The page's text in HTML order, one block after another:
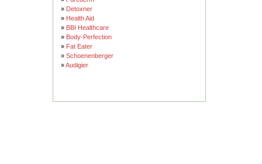
» Detoxner
» Health Aid
» BBI Healthcare
» Body-Perfection
» Fat Eater
» Schoenenberger
»Audigier